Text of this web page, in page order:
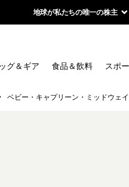
地球が私たちの唯一の株主
グ＆ギア 食品＆飲料 スポ
ベビー・キャプリーン・ミッドウェ